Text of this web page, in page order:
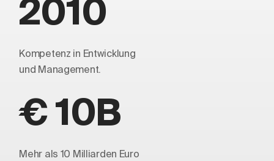
2010
Kompetenz in Entwicklung
und Management.
€ 10B
Mehr als 10 Milliarden Euro